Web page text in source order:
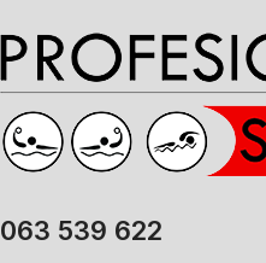
063 539 622